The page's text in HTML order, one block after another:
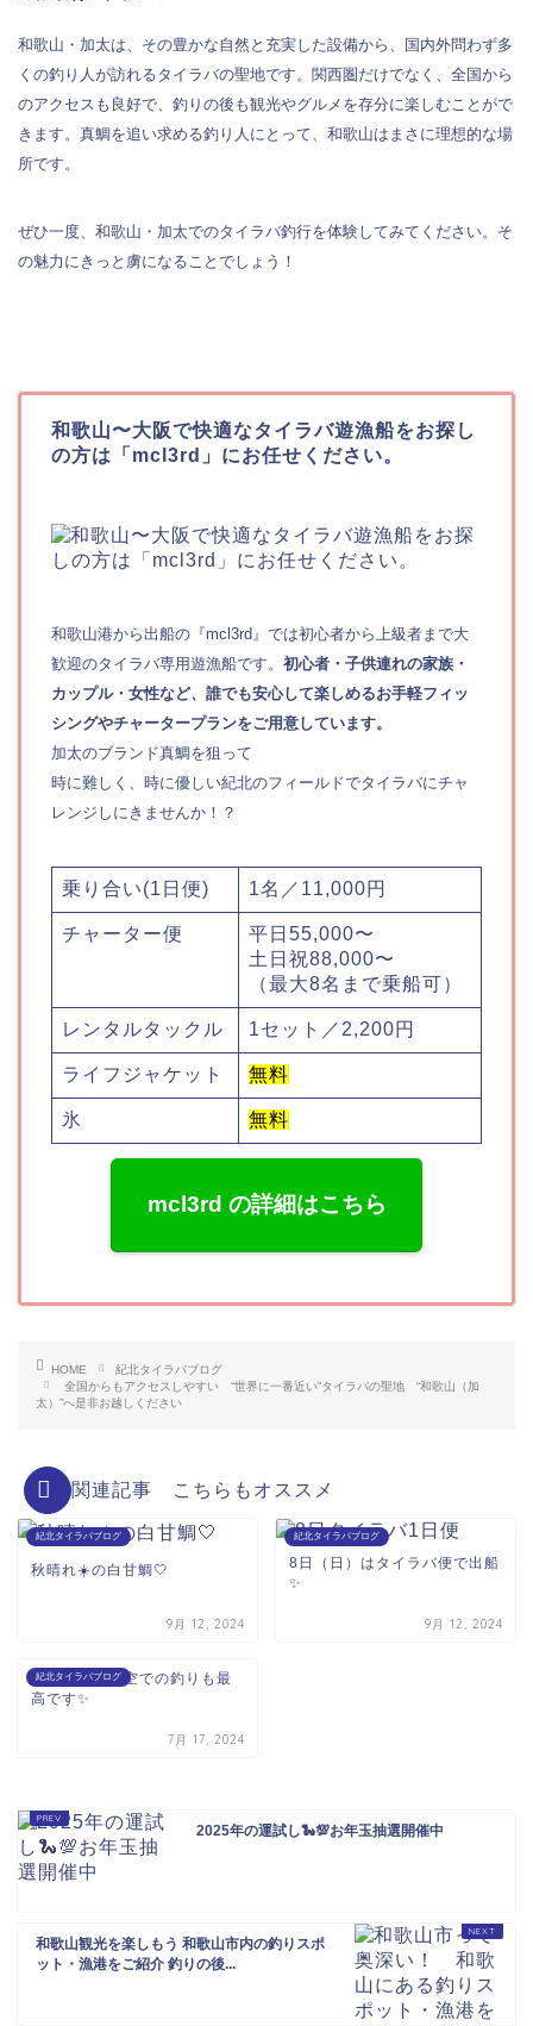
和歌山・加太は、その豊かな自然と充実した設備から、国内外問わず多
くの釣り人が訪れるタイラバの聖地です。関西圏だけでなく、全国から
のアクセスも良好で、釣りの後も観光やグルメを存分に楽しむことがで
きます。真鯛を追い求める釣り人にとって、和歌山はまさに理想的な場
所です。
ぜひ一度、和歌山・加太でのタイラバ釣行を体験してみてください。そ
の魅力にきっと虜になることでしょう！
和歌山〜大阪で快適なタイラバ遊漁船をお探し
の方は「mcl3rd」にお任せください。
和歌山港から出船の『mcl3rd』では初心者から上級者まで大
歓迎のタイラバ専用遊漁船です。 初心者・子供連れの家族・
カップル・女性など、誰でも安心して楽しめるお手軽フィッ
シングやチャータープランをご用意しています。
加太のブランド真鯛を狙って
時に難しく、時に優しい紀北のフィールドでタイラバにチャ
レンジしにきませんか！？
乗り合い(1日便) 1名／11,000円
チャーター便
平日55,000〜
土日祝88,000〜
（最大8名まで乗船可）
レンタルタックル 1セット／2,200円
ライフジャケット 無料
氷 無料
mcl3rd の詳細はこちら
HOME
紀北タイラバブログ
全国からもアクセスしやすい “世界に一番近い”タイラバの聖地 “和歌山（加
太）”へ是非お越しください
関連記事 こちらもオススメ
紀北タイラバブログ
秋晴れ☀️の白甘鯛🤍
9月 12, 2024
紀北タイラバブログ
8日（日）はタイラバ便で出船
✨
9月 12, 2024
紀北タイラバブログ
海の日🌊曇り空での釣りも最
高です✨
7月 17, 2024
2025年の運試し🐍💯お年玉抽選開催中
和歌山観光を楽しもう 和歌山市内の釣りスポ
ット・漁港をご紹介 釣りの後...